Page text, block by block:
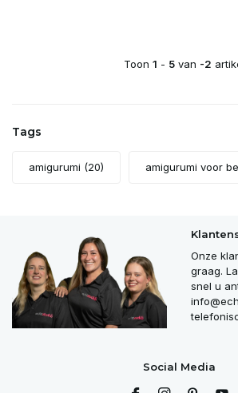
Toon 1 - 5 van -2
Tags
amigurumi (20) amigurumi voor
Onze
graag.
snel u
Social Media